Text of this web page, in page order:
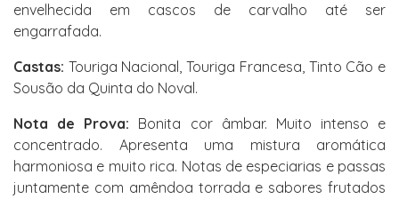
envelhecida em cascos de carvalho até ser
engarrafada.
Castas: Touriga Nacional, Touriga Francesa, Tinto Cão e
Sousão da Quinta do Noval.
Nota de Prova: Bonita cor âmbar. Muito intenso e
concentrado. Apresenta uma mistura aromática
harmoniosa e muito rica. Notas de especiarias e passas
juntamente com amêndoa torrada e sabores frutados